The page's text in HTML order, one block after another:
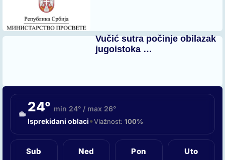
Vučić sutra počinje obilazak
jugoistoka …
24° min 24° / max 26°
Isprekidani oblaci•Vlažnost: 100%
Sub Ned Pon Uto